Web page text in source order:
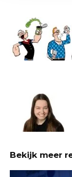
Bekijk meer